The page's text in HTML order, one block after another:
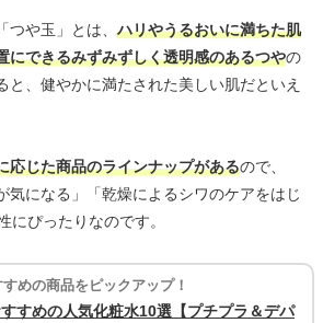
つや玉」とは、ハリやうるおいに満ちた肌
にできるみずみずしく透明感のあるつやの
と、健やかに満たされた美しい肌だといえ
応じた商品のラインナップがあるので、
気になる」「乾燥によるシワのケアをはじ
にぴったりなのです。
めの商品をピックアップ！
すめの人気化粧水10選【プチプラ＆デパ